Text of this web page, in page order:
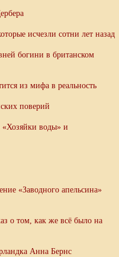
исчезли сотни лет назад
богини в британском
из мифа в реальность
поверий
воды» и
«Заводного апельсина»
о том, как же всё было на
Анна Бернс